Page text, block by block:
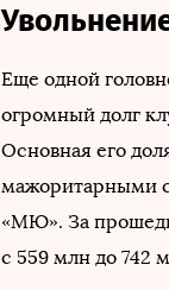
Еще одной
огромный долг
Основная его
мажоритарными
«МЮ». За
с 559 млн до 742